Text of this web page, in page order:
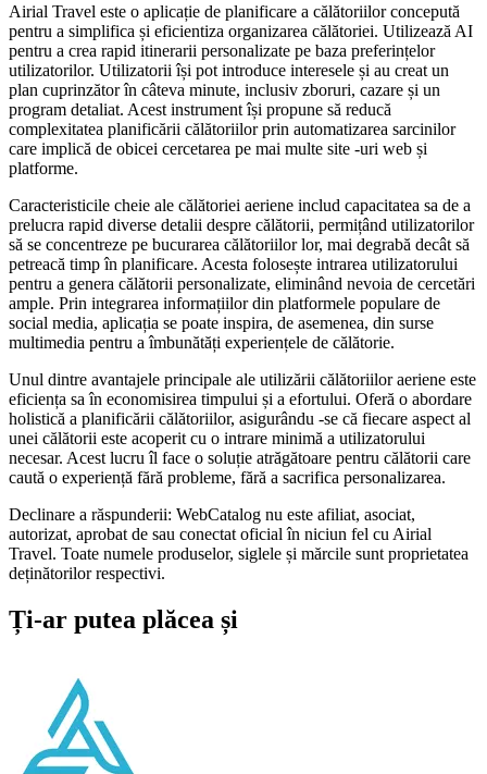
Airial Travel este o aplicație de planificare a călătoriilor concepută
pentru a simplifica și eficientiza organizarea călătoriei. Utilizează AI
pentru a crea rapid itinerarii personalizate pe baza preferințelor
utilizatorilor. Utilizatorii își pot introduce interesele și au creat un
plan cuprinzător în câteva minute, inclusiv zboruri, cazare și un
program detaliat. Acest instrument își propune să reducă
complexitatea planificării călătoriilor prin automatizarea sarcinilor
care implică de obicei cercetarea pe mai multe site -uri web și
platforme.
Caracteristicile cheie ale călătoriei aeriene includ capacitatea sa de a
prelucra rapid diverse detalii despre călătorii, permițând utilizatorilor
să se concentreze pe bucurarea călătoriilor lor, mai degrabă decât să
petreacă timp în planificare. Acesta folosește intrarea utilizatorului
pentru a genera călătorii personalizate, eliminând nevoia de cercetări
ample. Prin integrarea informațiilor din platformele populare de
social media, aplicația se poate inspira, de asemenea, din surse
multimedia pentru a îmbunătăți experiențele de călătorie.
Unul dintre avantajele principale ale utilizării călătoriilor aeriene este
eficiența sa în economisirea timpului și a efortului. Oferă o abordare
holistică a planificării călătoriilor, asigurându -se că fiecare aspect al
unei călătorii este acoperit cu o intrare minimă a utilizatorului
necesar. Acest lucru îl face o soluție atrăgătoare pentru călătorii care
caută o experiență fără probleme, fără a sacrifica personalizarea.
Declinare a răspunderii: WebCatalog nu este afiliat, asociat,
autorizat, aprobat de sau conectat oficial în niciun fel cu Airial
Travel. Toate numele produselor, siglele și mărcile sunt proprietatea
deținătorilor respectivi.
Ți-ar putea plăcea și